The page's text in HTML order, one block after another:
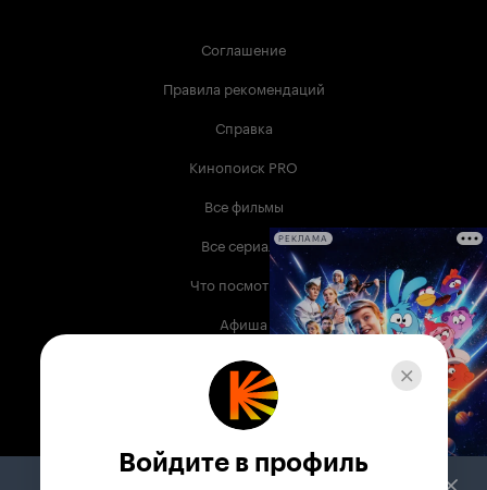
Соглашение
Правила рекомендаций
Справка
Кинопоиск PRO
Все фильмы
Все сериалы
Что посмотреть
Афиша
Музыка
Телепрограмма
Служба поддержки
РЕКЛАМА
Войдите в профиль